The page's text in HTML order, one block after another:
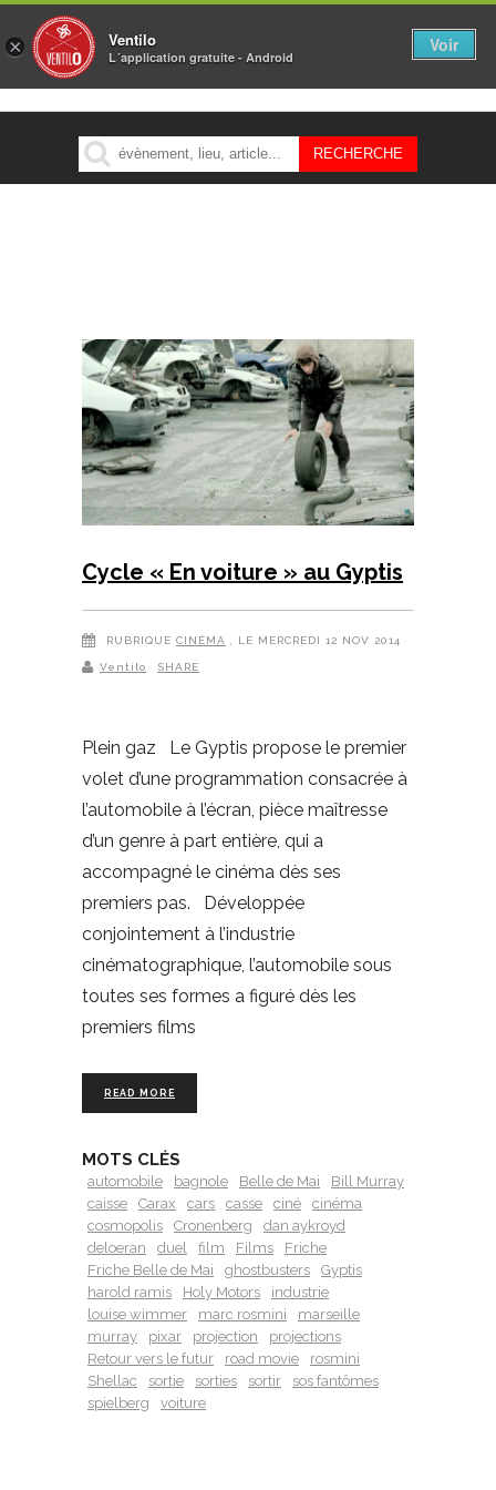
MENU
Cycle « En voiture » au Gyptis
RUBRIQUE CINÉMA , LE MERCREDI 12 NOV 2014
Ventilo SHARE
Plein gaz Le Gyptis propose le premier
volet d’une programmation consacrée à
l’automobile à l’écran, pièce maîtresse
d’un genre à part entière, qui a
accompagné le cinéma dès ses
premiers pas. Développée
conjointement à l’industrie
cinématographique, l’automobile sous
toutes ses formes a figuré dès les
premiers films
READ MORE
MOTS CLÉS
automobile bagnole Belle de Mai
Bill Murray
caisse
Carax cars casse ciné
cinéma
cosmopolis
Cronenberg
dan aykroyd
deloeran
duel film Films
Friche
Friche Belle de Mai
ghostbusters
Gyptis
harold ramis
Holy Motors
industrie
louise wimmer
marc rosmini
marseille
murray
pixar projection
projections
Retour vers le futur
road movie
rosmini
Shellac
sortie sorties sortir
sos fantômes
spielberg
voiture
× Ventilo
L´application gratuite - Android
Voir